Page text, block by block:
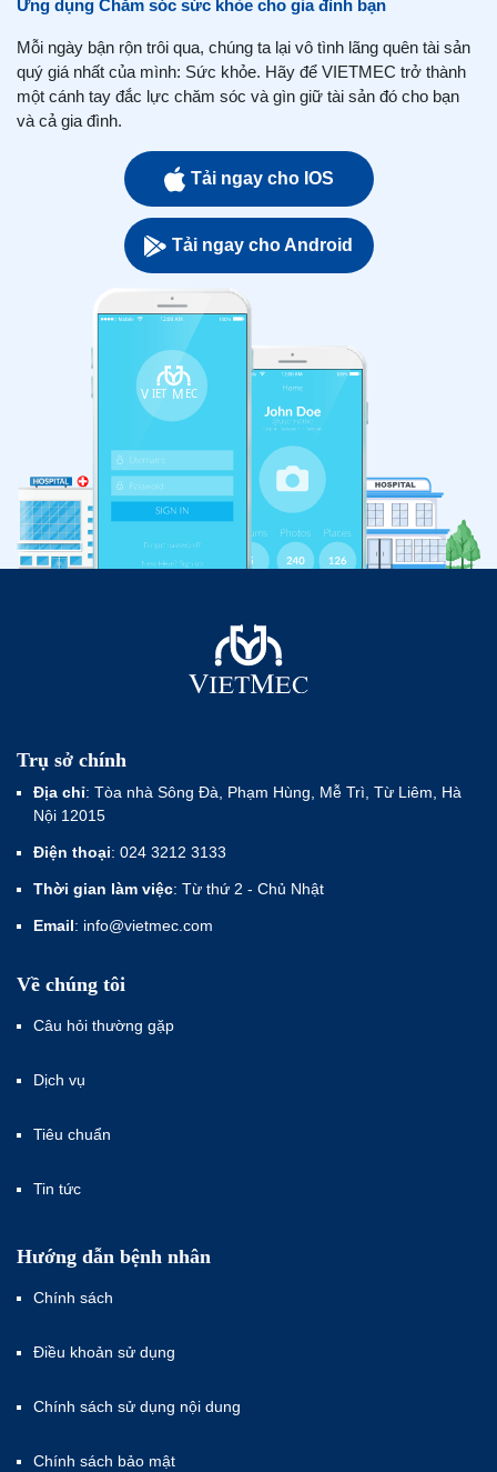
Ứng dụng Chăm sóc sức khỏe cho gia đình bạn
Mỗi ngày bận rộn trôi qua, chúng ta lại vô tình lãng quên tài sản
quý giá nhất của mình: Sức khỏe. Hãy để VIETMEC trở thành
một cánh tay đắc lực chăm sóc và gìn giữ tài sản đó cho bạn
và cả gia đình.
Tải ngay cho IOS
Tải ngay cho Android
Trụ sở chính
Địa chỉ: Tòa nhà Sông Đà, Phạm Hùng, Mễ Trì, Từ Liêm, Hà
Nội 12015
Điện thoại: 024 3212 3133
Thời gian làm việc: Từ thứ 2 - Chủ Nhật
Email: info@vietmec.com
Về chúng tôi
Câu hỏi thường gặp
Dịch vụ
Tiêu chuẩn
Tin tức
Hướng dẫn bệnh nhân
Chính sách
Điều khoản sử dụng
Chính sách sử dụng nội dung
Chính sách bảo mật